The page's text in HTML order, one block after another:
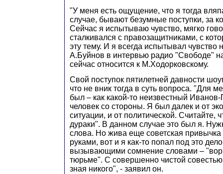
"У меня есть ощущение, что я тогда
случае, бывают безумные поступки, за
Сейчас я испытываю чувство, мягко
сталкивался с правозащитниками, с
эту тему. И я всегда испытывал чувство
А.Буйнов в интервью радио "Свободе"
сейчас относится к М.Ходорковскому.
Свой поступок пятилетней давности
что не вник тогда в суть вопроса. "Для
был – как какой-то неизвестный
человек со стороны. Я был далек и от
ситуации, и от политической. Считайте,
дураки". В данном случае это был я.
слова. Но жива еще советская привычка
руками, вот и я как-то попал под это
вызывающими сомнение словами – "вор
тюрьме". С совершенно чистой
зная никого", - заявил он.